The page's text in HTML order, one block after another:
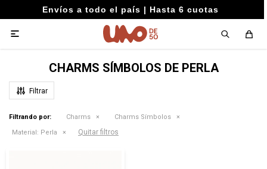
Envíos a todo el país | Hasta 6 cuotas

CHARMS SÍMBOLOS DE PERLA
Filtrando por: Charms
Charms Símbolos
Material: Perla Quitar filtros